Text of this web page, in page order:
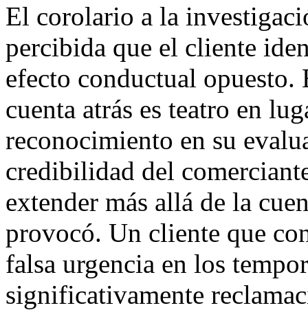
El corolario a la
percibida que el cliente
efecto conductual opuesto.
cuenta atrás es teatro en
reconocimiento en su
credibilidad del
extender más allá de la
provocó. Un cliente que
falsa urgencia en los
significativamente